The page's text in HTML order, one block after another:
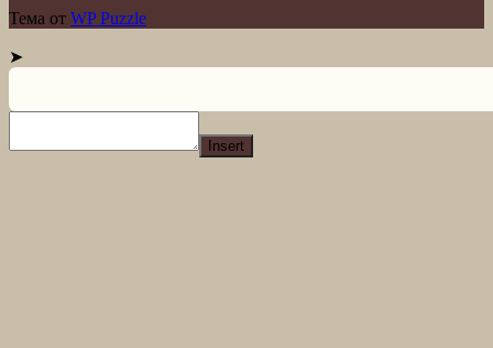
Тема от WP Puzzle
➤
Insert